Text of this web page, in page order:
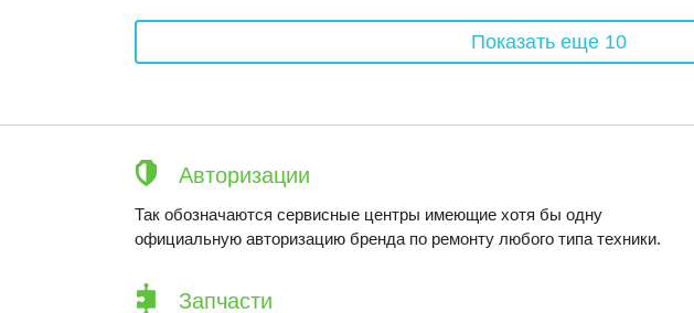
Показать еще 10
Авторизации
Так обозначаются сервисные центры имеющие хотя бы одну
официальную авторизацию бренда по ремонту любого типа техники.
Запчасти